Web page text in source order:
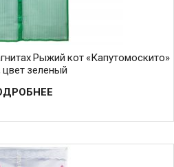
Рыжий кот «Капутомоскито»
цвет зеленый